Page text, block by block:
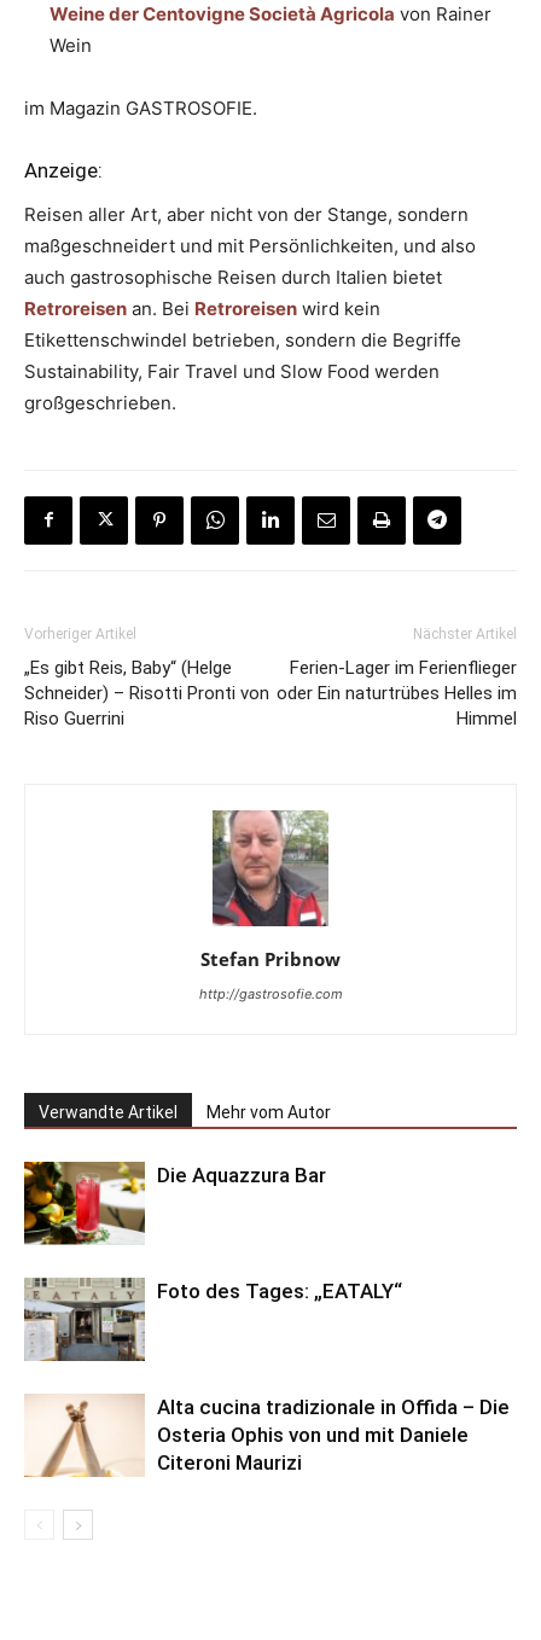
Weine der Centovigne Società Agricola von Rainer
Wein
im Magazin GASTROSOFIE.
Anzeige:
Reisen aller Art, aber nicht von der Stange, sondern
maßgeschneidert und mit Persönlichkeiten, und also
auch gastrosophische Reisen durch Italien bietet
Retroreisen an. Bei Retroreisen wird kein
Etikettenschwindel betrieben, sondern die Begriffe
Sustainability, Fair Travel und Slow Food werden
großgeschrieben.
Vorheriger Artikel
„Es gibt Reis, Baby“ (Helge
Schneider) – Risotti Pronti von
Riso Guerrini
Nächster Artikel
Ferien-Lager im Ferienflieger
oder Ein naturtrübes Helles im
Himmel
Stefan Pribnow
http://gastrosofie.com
Verwandte Artikel Mehr vom Autor
Die Aquazzura Bar
Foto des Tages: „EATALY“
Alta cucina tradizionale in Offida – Die
Osteria Ophis von und mit Daniele
Citeroni Maurizi